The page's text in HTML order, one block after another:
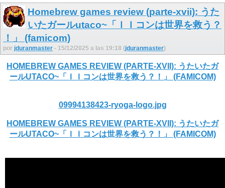
Homebrew games review (parte-xvii): うた
いたガールutaco~「ＩＩコンは世界を救う？
！」 (famicom)
por jduranmaster - 15/12/2025 a las 19:18 (jduranmaster)
HOMEBREW GAMES REVIEW (PARTE-XVII): うたいたガ
ールUTACO~「ＩＩコンは世界を救う？！」 (FAMICOM)
09994138423-ryoga-logo.jpg
HOMEBREW GAMES REVIEW (PARTE-XVII): うたいたガ
ールUTACO~「ＩＩコンは世界を救う？！」 (FAMICOM)